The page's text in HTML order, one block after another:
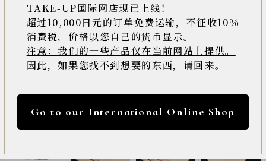
登
録
>>
Online
Shop
Item
TAKE-UP国际网店现已上线！
超过10,000日元的订单免费运输，不征收10%
消费税，价格以您自己的货币显示。
注意：我们的一些产品仅在当前网站上提供。
因此，如果您找不到想要的东西，请回来。
Go to our International Online Shop